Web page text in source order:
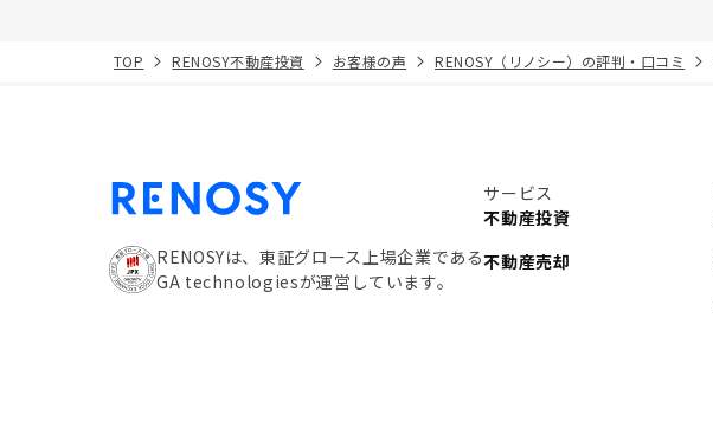
TOP RENOSY不動産投資 お客様の声 RENOSY（リノシー）の評判・口コミ
RENOSYは、東証グロース上場企業である
GA technologiesが運営しています。
サービス
不動産投資
不動産売却